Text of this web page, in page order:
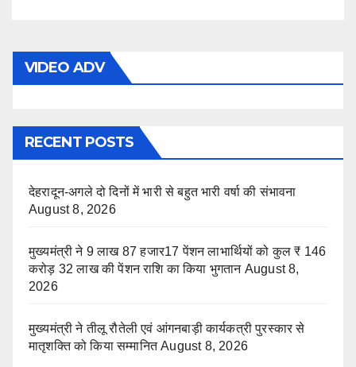
VIDEO ADV
RECENT POSTS
देहरादून-अगले दो दिनों में भारी से बहुत भारी वर्षा की संभावना
August 8, 2026
मुख्यमंत्री ने 9 लाख 87 हजार17 पेंशन लाभार्थियों को कुल ₹ 146
करोड़ 32 लाख की पेंशन राशि का किया भुगतान August 8,
2026
मुख्यमंत्री ने तीलू रौतेली एवं आंगनबाड़ी कार्यकत्री पुरस्कार से
मातृशक्ति को किया सम्मानित August 8, 2026